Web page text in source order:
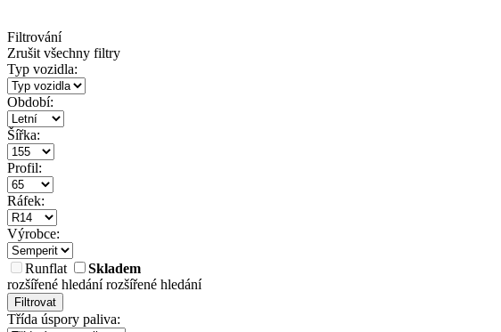
Filtrování
Zrušit všechny filtry
Typ vozidla:
Období:
Šířka:
Profil:
Ráfek:
Výrobce:
Runflat
Skladem
rozšířené hledánírozšířené hledání
Filtrovat
Třída úspory paliva: